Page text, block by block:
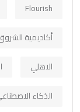
Flourish
أكاديمية
الاهلي
الذكاء